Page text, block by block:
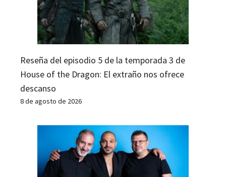
Reseña del episodio 5 de la temporada 3 de
House of the Dragon: El extraño nos ofrece
descanso
8 de agosto de 2026